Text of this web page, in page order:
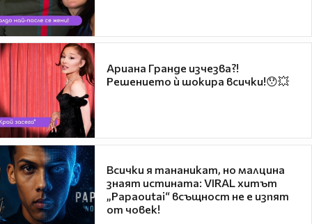
Ариана Гранде изчезва?!
Решението ѝ шокира всички!😯💥
Всички я тананикат, но малцина
знаят истината: VIRAL хитът
„Papaoutai“ всъщност не е изпят
от човек!